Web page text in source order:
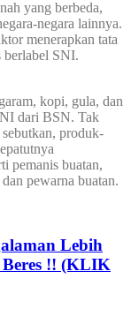
yang berbeda,
negara lainnya.
menerapkan tata
berlabel SNI.
kopi, gula, dan
dari BSN. Tak
produk-
pemanis buatan,
pewarna buatan.
Lebih
!! (KLIK